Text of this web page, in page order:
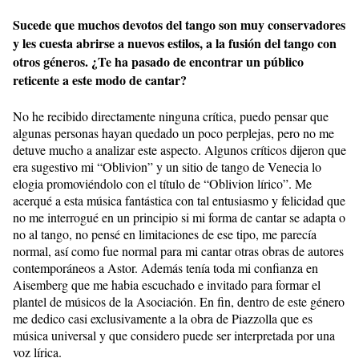
Sucede que muchos devotos del tango son muy conservadores
y les cuesta abrirse a nuevos estilos, a la fusión del tango con
otros géneros. ¿Te ha pasado de encontrar un público
reticente a este modo de cantar?
No he recibido directamente ninguna crítica, puedo pensar que
algunas personas hayan quedado un poco perplejas, pero no me
detuve mucho a analizar este aspecto. Algunos críticos dijeron que
era sugestivo mi “Oblivion” y un sitio de tango de Venecia lo
elogia promoviéndolo con el título de “Oblivion lírico”. Me
acerqué a esta música fantástica con tal entusiasmo y felicidad que
no me interrogué en un principio si mi forma de cantar se adapta o
no al tango, no pensé en limitaciones de ese tipo, me parecía
normal, así como fue normal para mi cantar otras obras de autores
contemporáneos a Astor. Además tenía toda mi confianza en
Aisemberg que me habia escuchado e invitado para formar el
plantel de músicos de la Asociación. En fin, dentro de este género
me dedico casi exclusivamente a la obra de Piazzolla que es
música universal y que considero puede ser interpretada por una
voz lírica.